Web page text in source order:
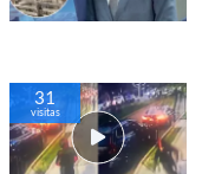
31
visitas